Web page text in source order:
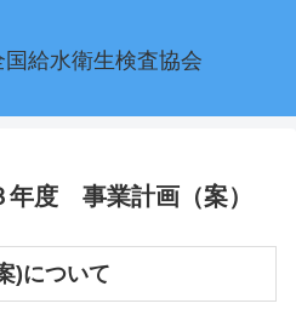
給水衛生検査協会
度 事業計画（案）
)について